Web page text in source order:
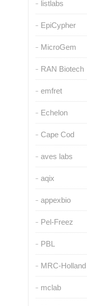
listlabs
EpiCypher
MicroGem
RAN Biotech
emfret
Echelon
Cape Cod
aves labs
aqix
appexbio
Pel-Freez
PBL
MRC-Holland
mclab